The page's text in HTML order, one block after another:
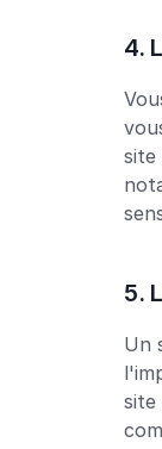
4.
site
5.
Un
site